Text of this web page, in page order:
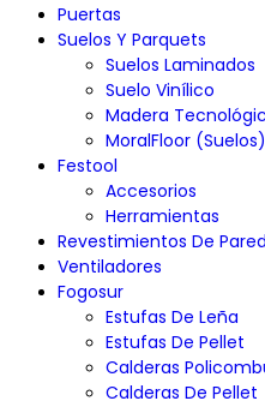
Puertas
Suelos Y Parquets
Suelos Laminados
Suelo Vinílico
Madera
MoralFloor (Suelos)
Festool
Accesorios
Herramientas
Revestimientos De Pared
Ventiladores
Fogosur
Estufas De Leña
Estufas De Pellet
Calderas
Calderas De Pellet